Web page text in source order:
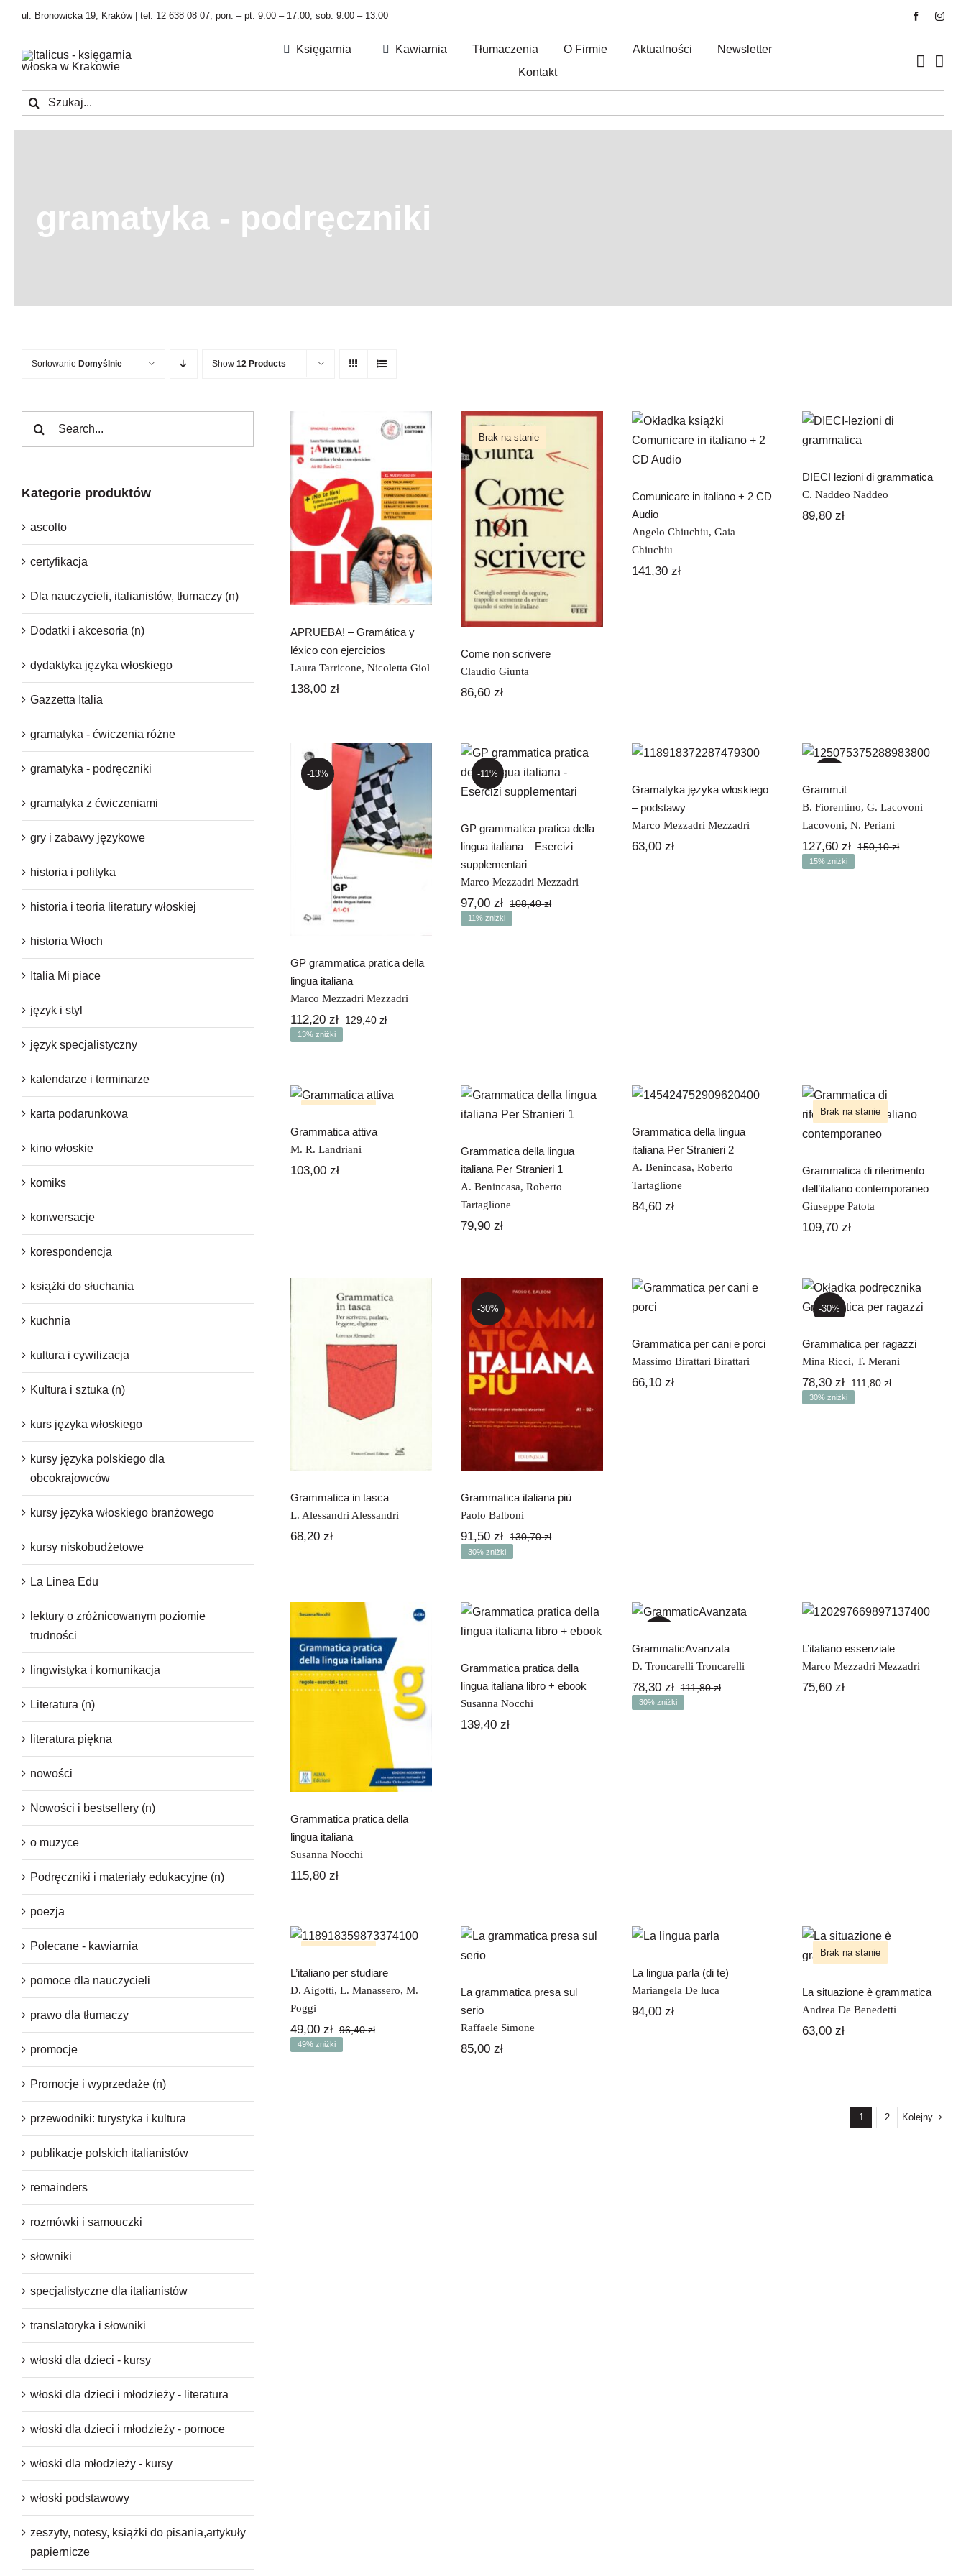
Przejdź
zawartości
ul. Bronowicka 19, Kraków | tel. 12 638 08 07, pon. – pt. 9:00 – 17:00, sob. 9:00 – 13:00
Księgarnia Kawiarnia Tłumaczenia O Firmie Aktualności
Newsletter
Kontakt
Szukaj
gramatyka - podręczniki
Sortowanie Domyślnie Show 12 Products
Kategorie produktów
ascolto
certyfikacja
Dla nauczycieli, italianistów, tłumaczy (n)
Dodatki i akcesoria (n)
dydaktyka języka włoskiego
Gazzetta Italia
gramatyka - ćwiczenia różne
gramatyka - podręczniki
gramatyka z ćwiczeniami
gry i zabawy językowe
historia i polityka
historia i teoria literatury włoskiej
historia Włoch
Italia Mi piace
język i styl
język specjalistyczny
kalendarze i terminarze
karta podarunkowa
kino włoskie
komiks
konwersacje
korespondencja
książki do słuchania
kuchnia
kultura i cywilizacja
Kultura i sztuka (n)
kurs języka włoskiego
kursy języka polskiego dla
obcokrajowców
kursy języka włoskiego branżowego
kursy niskobudżetowe
La Linea Edu
lektury o zróżnicowanym poziomie
trudności
lingwistyka i komunikacja
Literatura (n)
literatura piękna
nowości
Nowości i bestsellery (n)
o muzyce
Podręczniki i materiały edukacyjne (n)
poezja
Polecane - kawiarnia
pomoce dla nauczycieli
prawo dla tłumaczy
promocje
Promocje i wyprzedaże (n)
przewodniki: turystyka i kultura
publikacje polskich italianistów
remainders
rozmówki i samouczki
słowniki
specjalistyczne dla italianistów
translatoryka i słowniki
włoski dla dzieci - kursy
włoski dla dzieci i młodzieży - literatura
włoski dla dzieci i młodzieży - pomoce
włoski dla młodzieży - kursy
włoski podstawowy
zeszyty, notesy, książki do pisania,artykuły
papiernicze
APRUEBA! –
Gramática y
léxico con
ejercicios
APRUEBA! – Gramática y
léxico con ejercicios
Laura Tarricone, Nicoletta Giol
138,00 zł
Brak na stanie
Come non
scrivere
Come non scrivere
Claudio Giunta
86,60zł
Comunicare in
italiano + 2 CD
Comunicare in italiano + 2 CD
Audio
Angelo Chiuchiu, Gaia
Chiuchiu
141,30 zł
DIECI lezioni di
grammatica
DIECI lezioni di grammatica
C. Naddeo Naddeo
89,80zł
-13%
GP grammatica
pratica della
lingua italiana
GP grammatica pratica della
lingua italiana
Marco Mezzadri Mezzadri
129,40złPierwotna
112,20 zł
Aktualna
13% zniżki
-11%
pratica della
lingua italiana –
Esercizi
supplementari
GP grammatica pratica della
lingua italiana – Esercizi
supplementari
Marco Mezzadri Mezzadri
108,40złPierwotna
97,00zł
Aktualna
11% zniżki
włoskiego –
Gramatyka języka włoskiego
– podstawy
Marco Mezzadri Mezzadri
63,00 zł
Gramm.it
Gramm.it
B. Fiorentino,G. Lacovoni
Lacovoni,N. Periani
150,10złPierwotna
127,60zł
Aktualna
15% zniżki
Grammatica attiva
Grammatica attiva
M. R. Landriani
103,00 zł
Grammatica della
lingua italiana Per
Stranieri 1
Grammatica della lingua
italiana Per Stranieri 1
A. Benincasa,Roberto
Tartaglione
79,90zł
lingua italiana Per
Grammatica della lingua
italiana Per Stranieri 2
A. Benincasa, Roberto
Tartaglione
84,60 zł
Brak na stanie
Grammatica di
riferimento
dell’italiano
contemporaneo
Grammatica di riferimento
dell’italiano contemporaneo
Giuseppe Patota
109,70zł
Grammatica in
Grammatica in tasca
L. Alessandri Alessandri
68,20 zł
-30%
Grammatica
italiana più
Grammatica italiana più
Paolo Balboni
130,70złPierwotna
91,50zł
Aktualna
30% zniżki
Grammatica per
Grammatica per cani e porci
Massimo Birattari Birattari
66,10 zł
-30%
Grammatica per
ragazzi
Grammatica per ragazzi
Mina Ricci,T. Merani
111,80złPierwotna
78,30zł
Aktualna
30% zniżki
Grammatica
pratica della
lingua italiana
Grammatica pratica della
lingua italiana
Susanna Nocchi
115,80 zł
pratica della
lingua italiana
Grammatica pratica della
lingua italiana libro + ebook
Susanna Nocchi
139,40zł
GrammaticAvanzata
GrammaticAvanzata
D. Troncarelli Troncarelli
111,80złPierwotna
78,30 zł
Aktualna
30% zniżki
L’italiano
essenziale
L’italiano essenziale
Marco Mezzadri Mezzadri
75,60zł
-49%
L’italiano per
studiare
L’italiano per studiare
D. Aigotti, L. Manassero, M.
Poggi
96,40złPierwotna
49,00 zł
Aktualna
49% zniżki
La grammatica
La grammatica presa sul
serio
Raffaele Simone
85,00zł
La lingua parla (di
te)
La lingua parla (di te)
Mariangela De luca
94,00 zł
Brak na stanie
La situazione è
grammatica
La situazione è grammatica
Andrea De Benedetti
63,00zł
1 2 Kolejny